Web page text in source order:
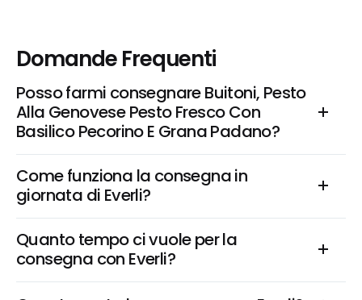
Domande Frequenti
Posso farmi consegnare Buitoni, Pesto
Alla Genovese Pesto Fresco Con
Basilico Pecorino E Grana Padano?
Come funziona la consegna in
giornata di Everli?
Quanto tempo ci vuole per la
consegna con Everli?